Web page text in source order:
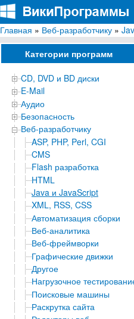
ВикиПрограммы
Энциклопедия бесплатных
Главная » Веб-разработчику »
Категории программ
CD, DVD и BD диски
E-Mail
Аудио
Безопасность
Веб-разработчику
ASP, PHP, Perl, CGI
CMS
Flash разработка
HTML
Java и JavaScript
XML, RSS, CSS
Автоматизация сборки
Веб-аналитика
Веб-фреймворки
Графические движки
Другое
Нагрузочное
Поисковые машины
Раскрутка сайта